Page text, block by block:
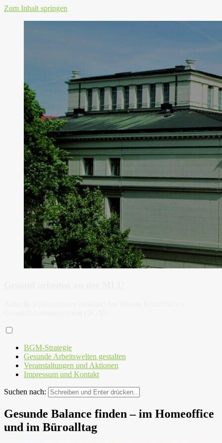
Zum Inhalt springen
BGM-Strategie
Gesunde Arbeitswelten gestalten
Veranstaltungen und Aktionen
Impressum und Kontakt
Suchen nach:
Gesunde Balance finden – im Homeoffice
und im Büroalltag